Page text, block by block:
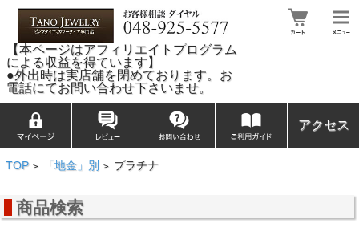
【本ページはアフィリエイトプログラム
による収益を得ています】
●外出時は実店舗を閉めております。お
電話にてお問い合わせ下さいませ。
アクセス
TOP > 「地金」別 > プラチナ
商品検索